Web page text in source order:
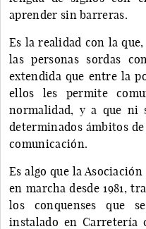
aprender sin barreras.
Es la realidad con la
las personas sordas
extendida que entre la
ellos les permite
normalidad, y a que ni
determinados ámbitos
comunicación.
Es algo que la
en marcha desde 1981,
los conquenses que
instalado en Carretería